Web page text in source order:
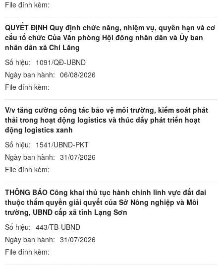
File đính kèm:
QUYẾT ĐỊNH Quy định chức năng, nhiệm vụ, quyền hạn và cơ
cấu tổ chức Của Văn phòng Hội đồng nhân dân và Ủy ban
nhân dân xã Chi Lăng
Số hiệu: 1091/QĐ-UBND
Ngày ban hành: 06/08/2026
File đính kèm:
V/v tăng cường công tác bảo vệ môi trường, kiểm soát phát
thải trong hoạt động logistics và thúc đẩy phát triển hoạt
động logistics xanh
Số hiệu: 1541/UBND-PKT
Ngày ban hành: 31/07/2026
File đính kèm:
THÔNG BÁO Công khai thủ tục hành chính lĩnh vực đất đai
thuộc thẩm quyền giải quyết của Sở Nông nghiệp và Môi
trường, UBND cấp xã tỉnh Lạng Sơn
Số hiệu: 443/TB-UBND
Ngày ban hành: 31/07/2026
File đính kèm: